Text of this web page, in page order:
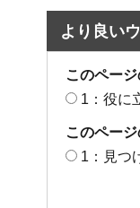
より良い
このペー
1：役に
このペー
1：見つ